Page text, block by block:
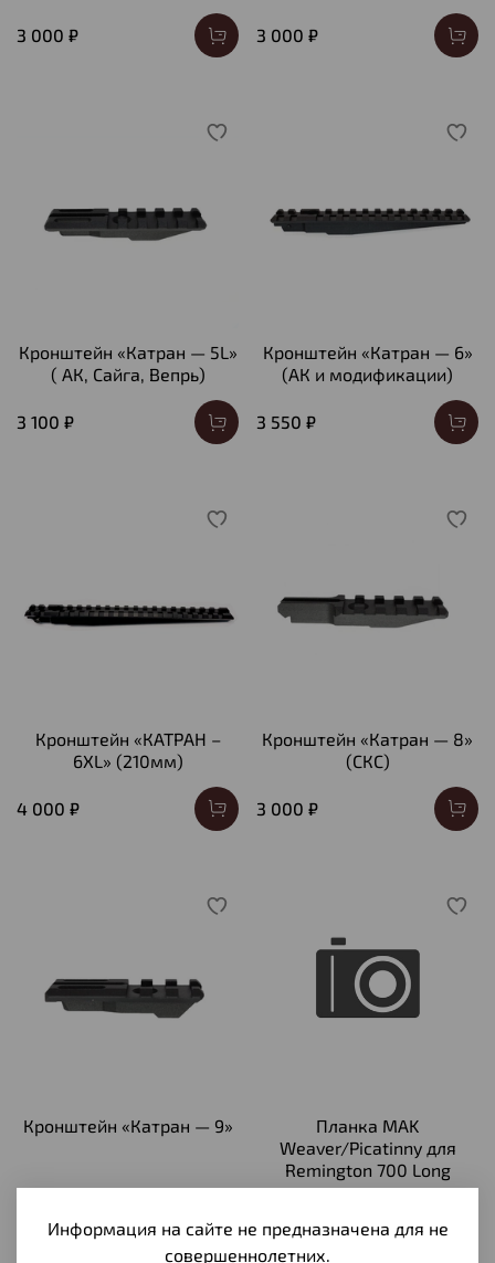
3 000 ₽ 3 000 ₽
Кронштейн «Катран — 5L»
( АК, Сайга, Вепрь)
3 100 ₽
Кронштейн «Катран — 6»
(АК и модификации)
3 550 ₽
Кронштейн «КАТРАН –
6XL» (210мм)
4 000 ₽
Кронштейн «Катран — 8»
(СКС)
3 000 ₽
Кронштейн «Катран — 9»
Планка MAK
Weaver/Picatinny для
Remington 700 Long
Информация на сайте не предназначена для не
совершеннолетних.